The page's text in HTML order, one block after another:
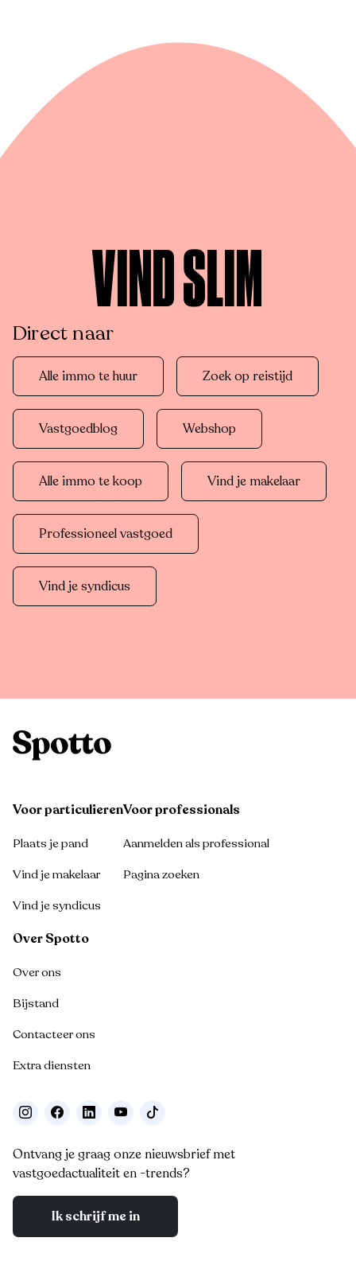
VIND SLIM
Direct naar
Alle immo te huur Zoek op reistijd
Vastgoedblog Webshop
Alle immo te koop Vind je makelaar
Professioneel vastgoed
Vind je syndicus
Voor particulieren
Plaats je pand
Vind je makelaar
Vind je syndicus
Voor professionals
Aanmelden als professional
Pagina zoeken
Over Spotto
Over ons
Bijstand
Contacteer ons
Extra diensten
Ontvang je graag onze nieuwsbrief met
vastgoedactualiteit en -trends?
Ik schrijf me in